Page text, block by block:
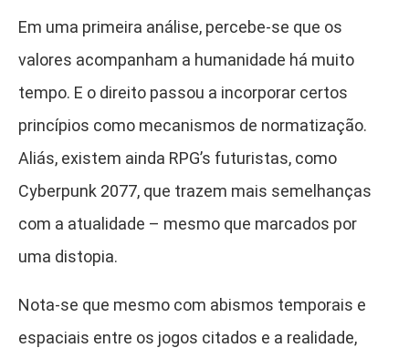
Em uma primeira análise, percebe-se que os
valores acompanham a humanidade há muito
tempo. E o direito passou a incorporar certos
princípios como mecanismos de normatização.
Aliás, existem ainda RPG’s futuristas, como
Cyberpunk 2077, que trazem mais semelhanças
com a atualidade – mesmo que marcados por
uma distopia.
Nota-se que mesmo com abismos temporais e
espaciais entre os jogos citados e a realidade,